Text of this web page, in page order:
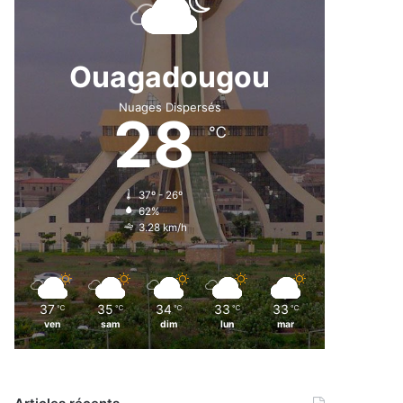
Ouagadougou
Nuages Dispersés
28℃
37º - 26º
62%
3.28 km/h
37 ℃
ven
35 ℃
sam
34 ℃
dim
33 ℃
lun
33 ℃
mar